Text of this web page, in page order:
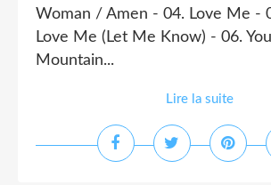
Woman / Amen - 04. Love Me -
Love Me (Let Me Know) - 06.
Mountain...
Lire la suite